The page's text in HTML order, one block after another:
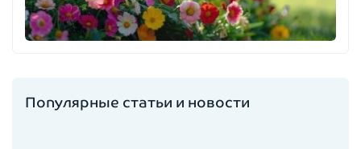
Популярные статьи и новости